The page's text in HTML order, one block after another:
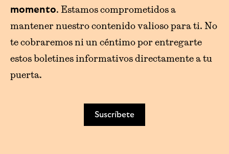
momento. Estamos comprometidos a
mantener nuestro contenido valioso para ti. No
te cobraremos ni un céntimo por entregarte
estos boletines informativos directamente a tu
puerta.
Suscríbete